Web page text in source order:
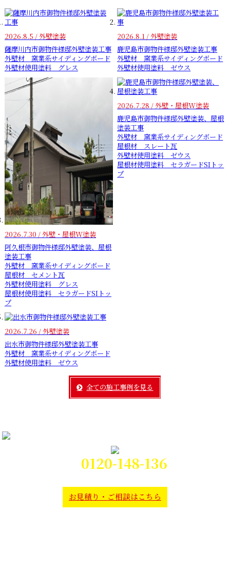
2026.8.5 / 外壁塗装
薩摩川内市御物件様邸外壁塗装工事
外壁材 窯業系サイディングボード
外壁材使用塗料 グレス
2026.8.1 / 外壁塗装
鹿児島市御物件様邸外壁塗装工事
外壁材 窯業系サイディングボード
外壁材使用塗料 ゼウス
2026.7.30 / 外壁・屋根W塗装
阿久根市御物件様邸外壁塗装、屋根
塗装工事
外壁材 窯業系サイディングボード
屋根材 セメント瓦
外壁材使用塗料 グレス
屋根材使用塗料 セラガードSIトッ
プ
2026.7.28 / 外壁・屋根W塗装
鹿児島市御物件様邸外壁塗装、屋根
塗装工事
外壁材 窯業系サイディングボード
屋根材 スレート瓦
外壁材使用塗料 ゼウス
屋根材使用塗料 セラガードSIトッ
プ
2026.7.26 / 外壁塗装
出水市御物件様邸外壁塗装工事
外壁材 窯業系サイディングボード
外壁材使用塗料 ゼウス
全ての施工事例を見る
0120-148-136
お見積り・ご相談はこちら